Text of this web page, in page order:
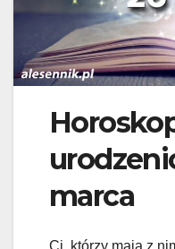
marca